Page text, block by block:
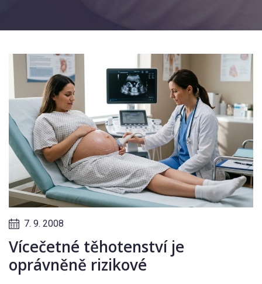
7. 9. 2008
Vícečetné těhotenství je
oprávněně rizikové